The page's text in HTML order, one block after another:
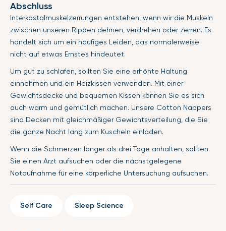
Abschluss
Interkostalmuskelzerrungen entstehen, wenn wir die Muskeln
zwischen unseren Rippen dehnen, verdrehen oder zerren. Es
handelt sich um ein häufiges Leiden, das normalerweise
nicht auf etwas Ernstes hindeutet.
Um gut zu schlafen, sollten Sie eine erhöhte Haltung
einnehmen und ein Heizkissen verwenden. Mit einer
Gewichtsdecke und bequemen Kissen können Sie es sich
auch warm und gemütlich machen. Unsere Cotton Nappers
sind Decken mit gleichmäßiger Gewichtsverteilung, die Sie
die ganze Nacht lang zum Kuscheln einladen.
Wenn die Schmerzen länger als drei Tage anhalten, sollten
Sie einen Arzt aufsuchen oder die nächstgelegene
Notaufnahme für eine körperliche Untersuchung aufsuchen.
Self Care Sleep Science